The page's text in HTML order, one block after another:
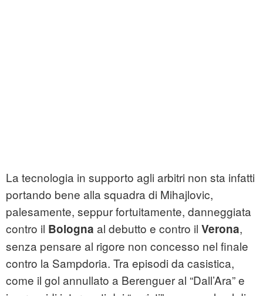
La tecnologia in supporto agli arbitri non sta infatti
portando bene alla squadra di Mihajlovic,
palesamente, seppur fortuitamente, danneggiata
contro il Bologna al debutto e contro il Verona,
senza pensare al rigore non concesso nel finale
contro la Sampdoria. Tra episodi da casistica,
come il gol annullato a Berenguer al “Dall’Ara” e